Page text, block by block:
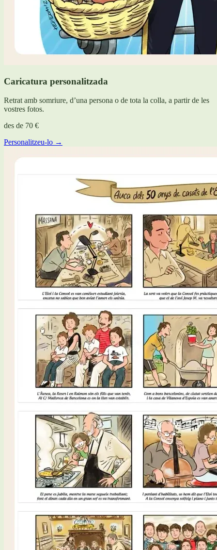
Caricatura personalitzada
Retrat amb somriure, d’una persona o de tota la colla, a partir de les
vostres fotos.
des de 70 €
Personalitzeu-lo →